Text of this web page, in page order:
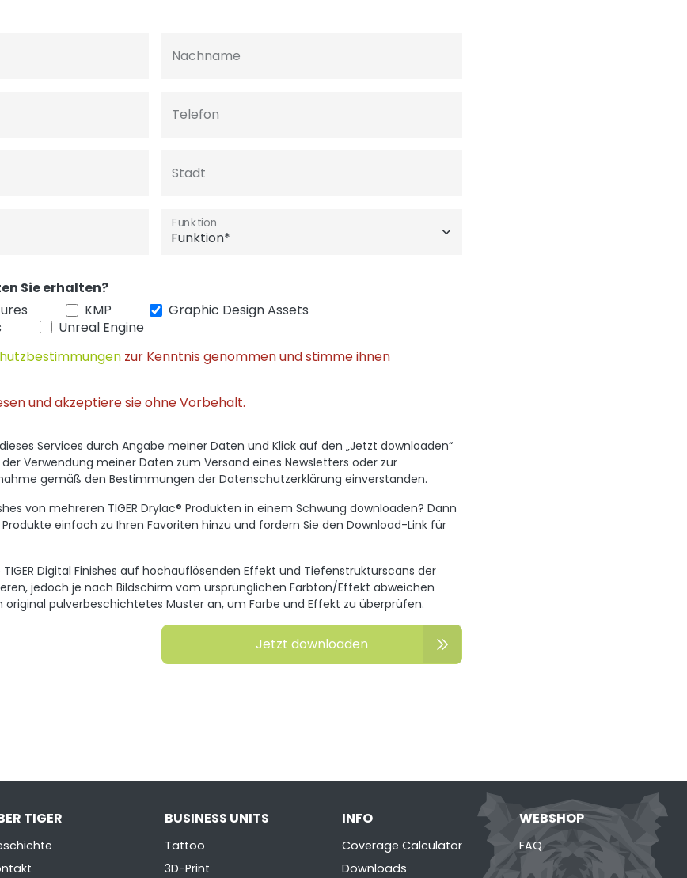
Nachname
Telefon
Stadt
Funktion
Sie erhalten?
KMP
Graphic Design Assets
Unreal Engine
zur Kenntnis genommen und stimme ihnen
und akzeptiere sie ohne Vorbehalt.
Services durch Angabe meiner Daten und Klick auf den „Jetzt downloaden“
Verwendung meiner Daten zum Versand eines Newsletters oder zur
gemäß den Bestimmungen der Datenschutzerklärung einverstanden.
von mehreren TIGER Drylac® Produkten in einem Schwung downloaden? Dann
einfach zu Ihren Favoriten hinzu und fordern Sie den Download-Link für
Digital Finishes auf hochauflösenden Effekt und Tiefenstrukturscans der
jedoch je nach Bildschirm vom ursprünglichen Farbton/Effekt abweichen
original pulverbeschichtetes Muster an, um Farbe und Effekt zu überprüfen.
Jetzt downloaden
TIGER BUSINESS UNITS
Tattoo
3D-Print
INFO
Coverage Calculator
Downloads
WEBSHOP
FAQ